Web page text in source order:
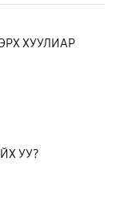
ЭРХ ХУУЛИАР
УУ?